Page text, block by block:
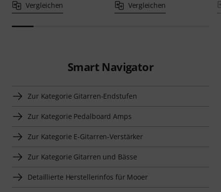
Vergleichen Vergleichen
Smart Navigator
Zur Kategorie Gitarren-Endstufen
Zur Kategorie Pedalboard Amps
Zur Kategorie E-Gitarren-Verstärker
Zur Kategorie Gitarren und Bässe
Detaillierte Herstellerinfos für Mooer